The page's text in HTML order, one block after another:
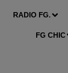
RADIO FG.
FG CHIC